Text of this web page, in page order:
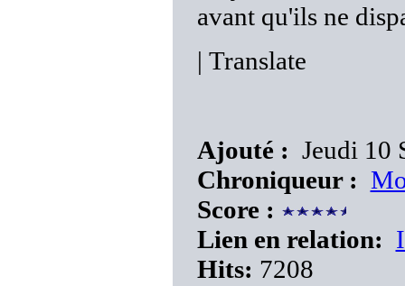
avant qu'ils ne
| Translate
Ajouté : Jeudi 10
Chroniqueur :
Score :
Lien en relation:
Hits: 7208